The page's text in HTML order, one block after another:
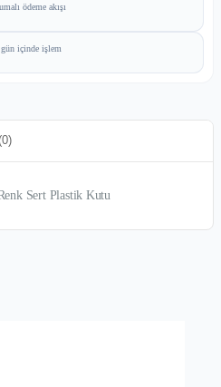
ödeme akışı
içinde işlem
0)
Sert Plastik Kutu